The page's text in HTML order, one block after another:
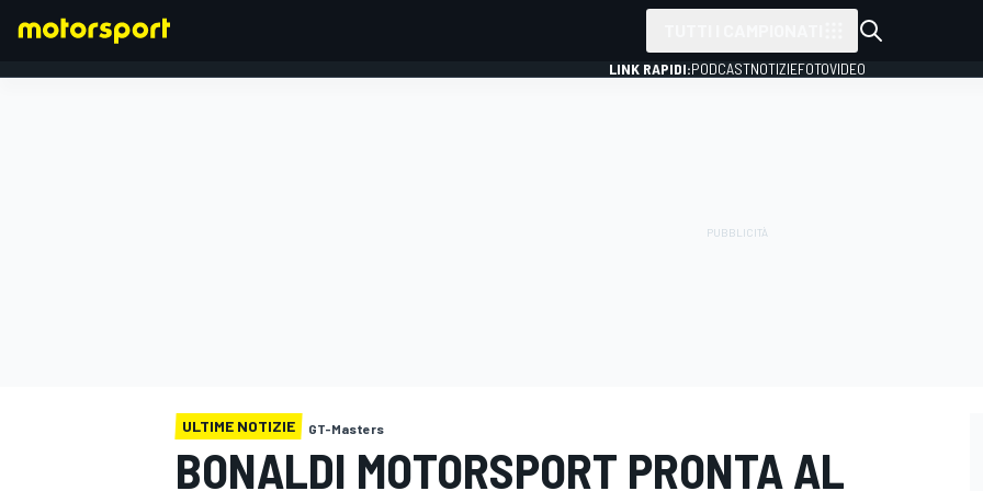
LINK RAPIDI:PODCASTNOTIZIEFOTOVIDEO
ULTIME NOTIZIE GT-Masters
BONALDI MOTORSPORT PRONTA AL